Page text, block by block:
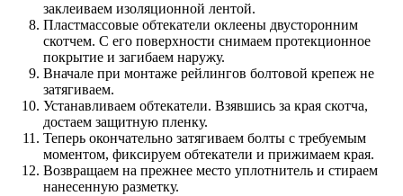
заклеиваем изоляционной лентой.
Пластмассовые обтекатели оклеены двусторонним
скотчем. С его поверхности снимаем протекционное
покрытие и загибаем наружу.
Вначале при монтаже рейлингов болтовой крепеж не
затягиваем.
Устанавливаем обтекатели. Взявшись за края скотча,
достаем защитную пленку.
Теперь окончательно затягиваем болты с требуемым
моментом, фиксируем обтекатели и прижимаем края.
Возвращаем на прежнее место уплотнитель и стираем
нанесенную разметку.